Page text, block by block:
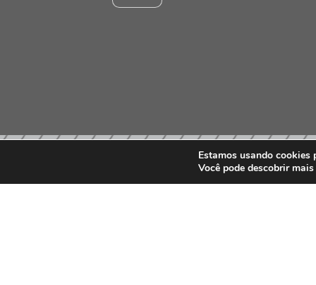
Estamos usando cookies
Você pode descobrir